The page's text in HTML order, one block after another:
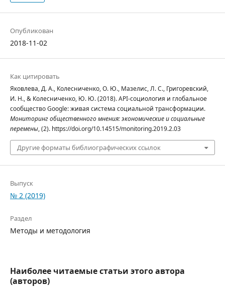
Опубликован
2018-11-02
Как цитировать
Яковлева, Д. А., Колесниченко, О. Ю., Мазелис, Л. С., Григоревский,
И. Н., & Колесниченко, Ю. Ю. (2018). API-социология и глобальное
сообщество Google: живая система социальной трансформации.
Мониторинг общественного мнения: экономические и социальные
перемены, (2). https://doi.org/10.14515/monitoring.2019.2.03
Другие форматы библиографических ссылок
Выпуск
№ 2 (2019)
Раздел
Методы и методология
Наиболее читаемые статьи этого автора
(авторов)